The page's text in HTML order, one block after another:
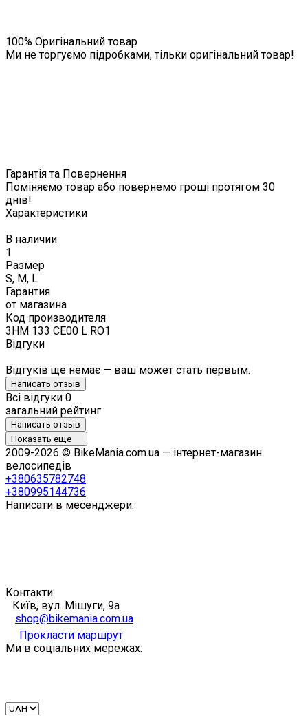
100% Оригінальний товар
Ми не торгуємо підробками, тільки оригінальний товар!
Гарантія та Повернення
Поміняємо товар або повернемо гроші протягом 30
днів!
Характеристики
В наличии
1
Размер
S, M, L
Гарантия
от магазина
Код производителя
3HM 133 CE00 L RO1
Відгуки
Відгуків ще немає — ваш может стать первым.
Написать отзыв
Всі відгуки 0
загальний рейтинг
Написать отзыв
Показать ещё
2009-2026 © BikeMania.com.ua — інтернет-магазин
велосипедів
+380635782748
+380995144736
Написати в месенджери:
Контакти:
Київ, вул. Мішуги, 9а
shop@bikemania.com.ua
Прокласти маршрут
Ми в соціальних мережах: